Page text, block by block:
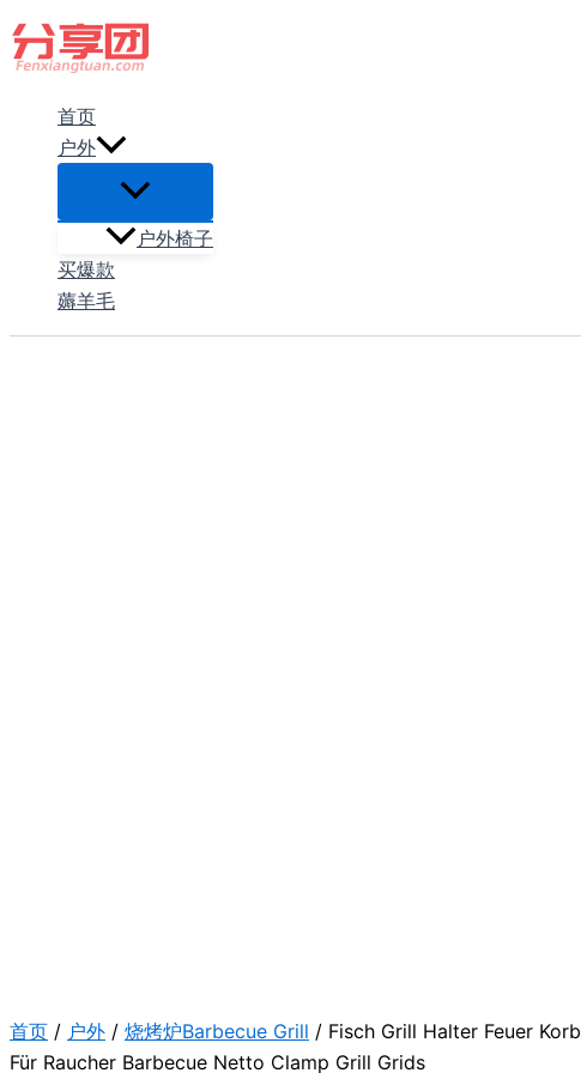
跳
至
首页
户外
户外椅子
买爆款
薅羊毛
首页 / 户外 / 烧烤炉Barbecue Grill / Fisch Grill Halter Feuer Korb
Für Raucher Barbecue Netto Clamp Grill Grids